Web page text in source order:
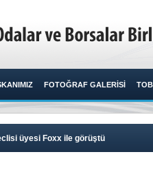
FOTOĞRAF GALERİSİ
üyesi Foxx ile görüştü